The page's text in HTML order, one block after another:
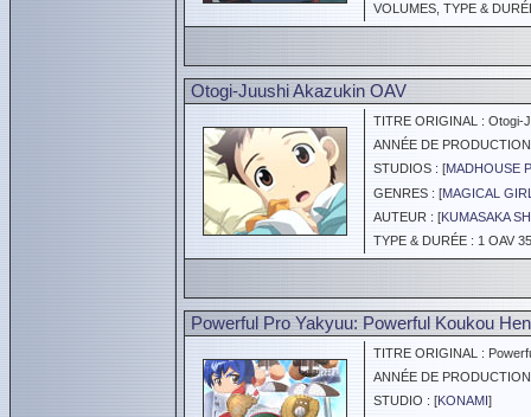
VOLUMES, TYPE &
Otogi-Juushi Akazukin OAV
TITRE ORIGINAL : Otogi-
ANNÉE DE
STUDIOS : [MADHOUSE
GENRES : [MAGICAL
AUTEUR : [KUMASAKA
TYPE & DURÉE : 1 OAV
Powerful Pro Yakyuu: Powerful Koukou Hen
TITRE ORIGINAL :
ANNÉE DE
STUDIO : [KONAMI]